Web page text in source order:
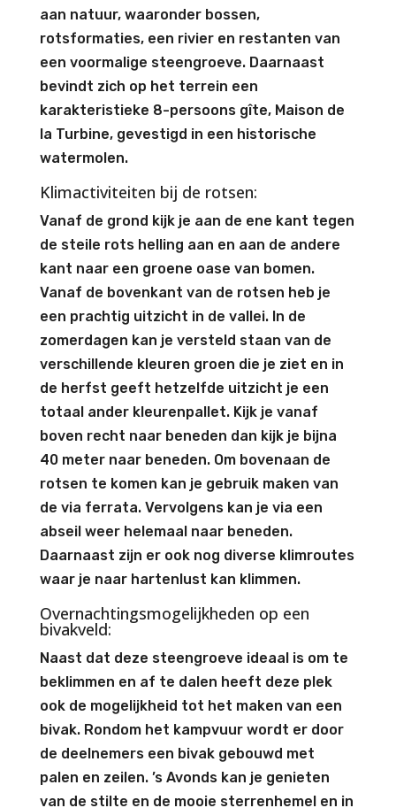
aan natuur, waaronder bossen,
rotsformaties, een rivier en restanten van
een voormalige steengroeve. Daarnaast
bevindt zich op het terrein een
karakteristieke 8-persoons gîte, Maison de
la Turbine, gevestigd in een historische
watermolen.
Klimactiviteiten bij de rotsen:
Vanaf de grond kijk je aan de ene kant tegen
de steile rots helling aan en aan de andere
kant naar een groene oase van bomen.
Vanaf de bovenkant van de rotsen heb je
een prachtig uitzicht in de vallei. In de
zomerdagen kan je versteld staan van de
verschillende kleuren groen die je ziet en in
de herfst geeft hetzelfde uitzicht je een
totaal ander kleurenpallet. Kijk je vanaf
boven recht naar beneden dan kijk je bijna
40 meter naar beneden. Om bovenaan de
rotsen te komen kan je gebruik maken van
de via ferrata. Vervolgens kan je via een
abseil weer helemaal naar beneden.
Daarnaast zijn er ook nog diverse klimroutes
waar je naar hartenlust kan klimmen.
Overnachtingsmogelijkheden op een
bivakveld:
Naast dat deze steengroeve ideaal is om te
beklimmen en af te dalen heeft deze plek
ook de mogelijkheid tot het maken van een
bivak. Rondom het kampvuur wordt er door
de deelnemers een bivak gebouwd met
palen en zeilen. ’s Avonds kan je genieten
van de stilte en de mooie sterrenhemel en in